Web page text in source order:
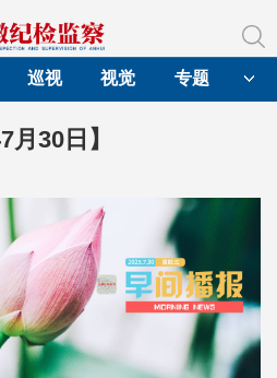
巡视 视觉 专题
30日】